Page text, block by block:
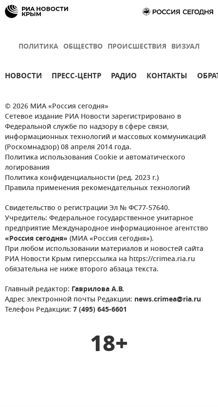
ПОЛИТИКА ОБЩЕСТВО ПРОИСШЕСТВИЯ ВИЗУАЛ
НОВОСТИ ПРЕСС-ЦЕНТР РАДИО КОНТАКТЫ
© 2026 МИА «Россия сегодня»
Сетевое издание РИА Новости зарегистрировано в
Федеральной службе по надзору в сфере связи,
информационных технологий и массовых коммуникаций
(Роскомнадзор) 08 апреля 2014 года.
Политика использования Cookie и автоматического
логирования
Политика конфиденциальности (ред. 2023 г.)
Правила применения рекомендательных технологий
Свидетельство о регистрации Эл № ФС77-57640.
Учредитель: Федеральное государственное унитарное
предприятие Международное информационное агентство
«Россия сегодня» (МИА «Россия сегодня»).
При любом использовании материалов и новостей сайта
РИА Новости Крым гиперссылка на https://crimea.ria.ru
обязательна не ниже второго абзаца текста.
Главный редактор: Гаврилова А.В.
Адрес электронной почты Редакции: news.crimea@ria.ru
Телефон Редакции: 7 (495) 645-6601
18+